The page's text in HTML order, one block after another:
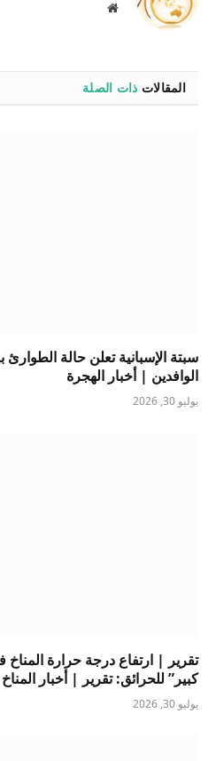
موقع
المقالات ذات الصلة
سبتة الإسبانية تعلن حالة
الوافدين | أخبار الهجرة
يوليو 30, 2026
تقرير | ارتفاع درجة حرارة المناخ
كبير” للحرائق: تقرير | أخبار المناخ
يوليو 30, 2026